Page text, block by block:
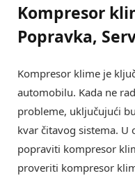
Kompresor
Popravka,
Kompresor klime je
automobilu. Kada ne
probleme, uključujući
kvar čitavog sistema.
popraviti kompresor
proveriti kompresor